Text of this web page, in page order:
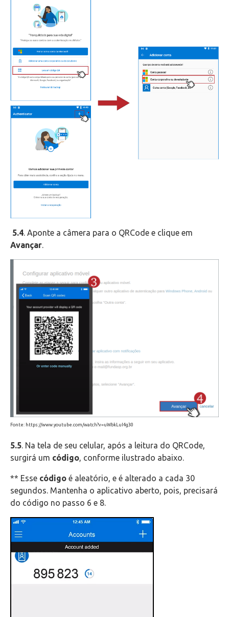
5.4. Aponte a câmera para o QRCode e clique em
Avançar.
Fonte: https://www.youtube.com/watch?v=uWbkLuI4g30
5.5. Na tela de seu celular, após a leitura do QRCode,
surgirá um código, conforme ilustrado abaixo.
** Esse código é aleatório, e é alterado a cada 30
segundos. Mantenha o aplicativo aberto, pois, precisará
do código no passo 6 e 8.